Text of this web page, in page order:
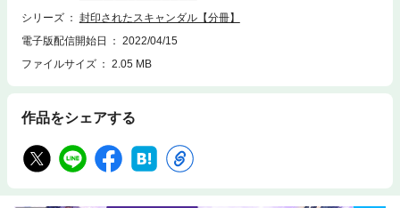
シリーズ
封印されたスキャンダル【分冊】
電子版配信開始日
2022/04/15
ファイルサイズ
2.05 MB
作品をシェアする